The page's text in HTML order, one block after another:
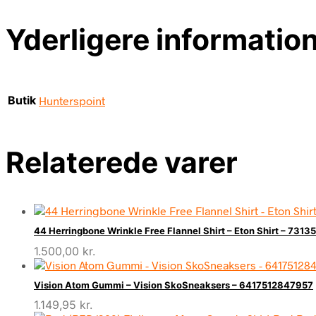
Yderligere
Butik Hunterspoint
Relaterede varer
44 Herringbone Wrinkle Free Flannel Shirt – Eton Shirt –
1.500,00 kr.
Vision Atom Gummi – Vision SkoSneaksers – 6417512847957
1.149,95 kr.